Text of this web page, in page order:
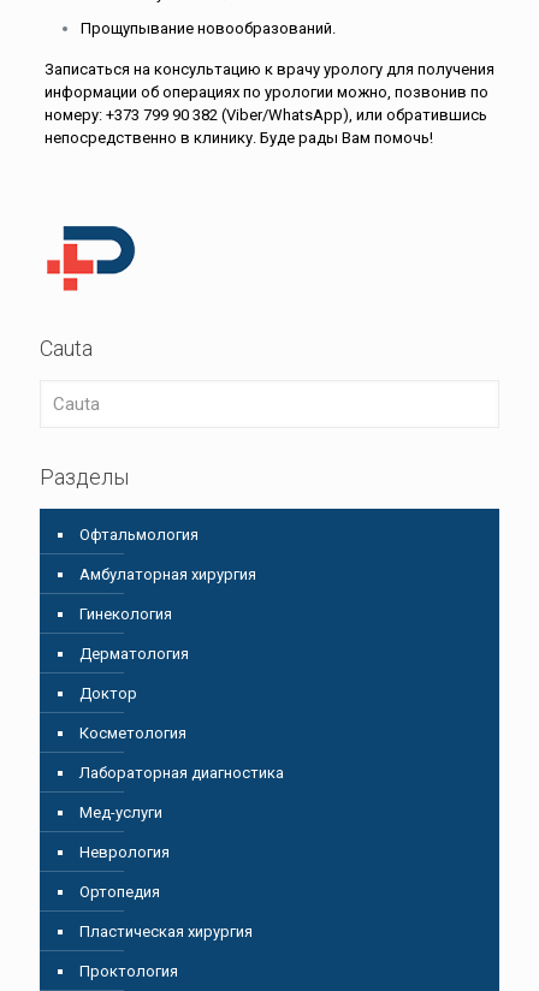
Прощупывание новообразований.
Записаться на консультацию к врачу урологу для получения
информации об операциях по урологии можно, позвонив по
номеру: +373 799 90 382 (Viber/WhatsApp), или обратившись
непосредственно в клинику. Буде рады Вам помочь!
Cauta
Разделы
Oфтальмология
Амбулаторная хирургия
Гинекология
Дерматология
Доктор
Косметология
Лабораторная диагностика
Мед-услуги
Неврология
Ортопедия
Пластическая хирургия
Проктология